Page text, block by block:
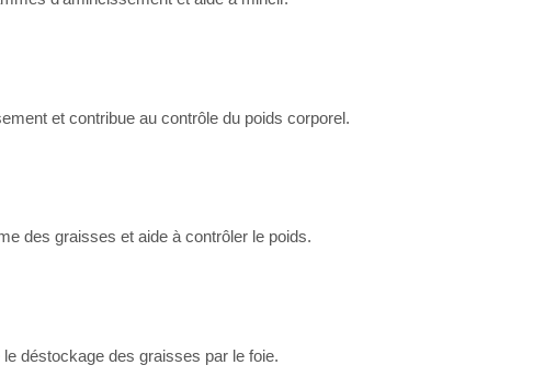
et contribue au contrôle du poids corporel.
des graisses et aide à contrôler le poids.
déstockage des graisses par le foie.